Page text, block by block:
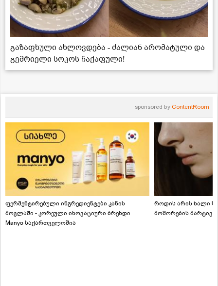
გაზაფხული ახლოვდება - ძალიან არომატული და
გემრიელი სოკოს ჩაქაფული!
sponsored by ContentRoom
ფერმენტირებული ინგრედიენტები კანის
მოვლაში - კორეული ინოვაციური ბრენდი
Manyo საქართველოშია
როდის არის ხალი
მოშორების